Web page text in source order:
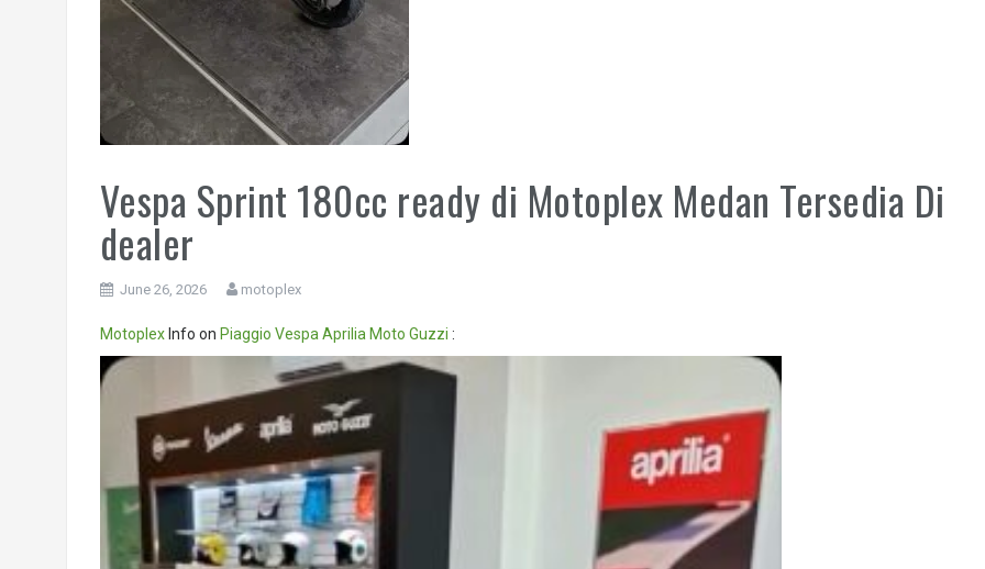
Vespa Sprint 180cc ready di Motoplex Medan Tersedia Di
dealer
June 26, 2026 motoplex
MotoplexInfo on Piaggio Vespa Aprilia Moto Guzzi :
Video
Player